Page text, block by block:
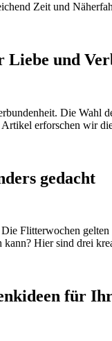
Zeit und
Liebe und
Die Wahl
erforschen wir
gedacht
Flitterwochen
Hier sind drei
für